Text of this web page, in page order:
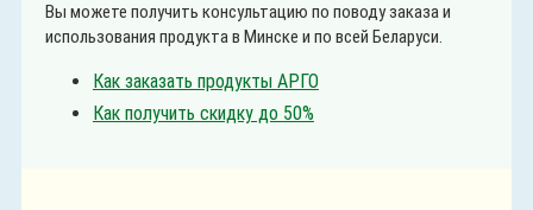
Вы можете получить консультацию по поводу заказа и
использования продукта в Минске и по всей Беларуси.
Как заказать продукты АРГО
Как получить скидку до 50%